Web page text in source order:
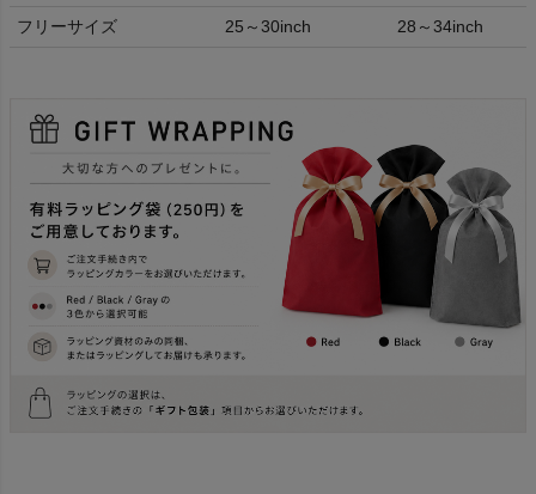
フリーサイズ 25～30inch 28～34inch